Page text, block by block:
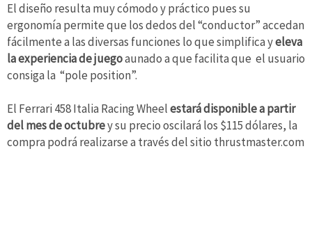
El diseño resulta muy cómodo y práctico pues su
ergonomía permite que los dedos del “conductor” accedan
fácilmente a las diversas funciones lo que simplifica yeleva
la experiencia de juegoaunado a que facilita que el usuario
consiga la “pole position”.
El Ferrari 458 Italia Racing Wheelestará disponible a partir
del mes de octubrey su precio oscilará los $115 dólares, la
compra podrá realizarse a través del sitio thrustmaster.com